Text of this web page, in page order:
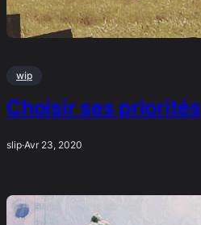
wip
Choisir ses priorités
slip·Avr 23, 2020